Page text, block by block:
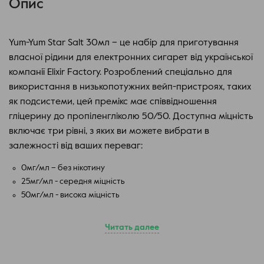
Опис
Yum-Yum Star Salt 30мл – це набір для приготування
власної рідини для електронних сигарет від української
компанії Elixir Factory. Розроблений спеціально для
використання в низькопотужних вейп-пристроях, таких
як подсистеми, цей премікс має співвідношення
гліцерину до пропіленгліколю 50/50. Доступна міцність
включає три рівні, з яких ви можете вибрати в
залежності від ваших переваг:
0мг/мл – без нікотину
25мг/мл - середня міцність
50мг/мл - висока міцність
напевно, підніме ваш настрій. Яскрава коробочка
Читать далее